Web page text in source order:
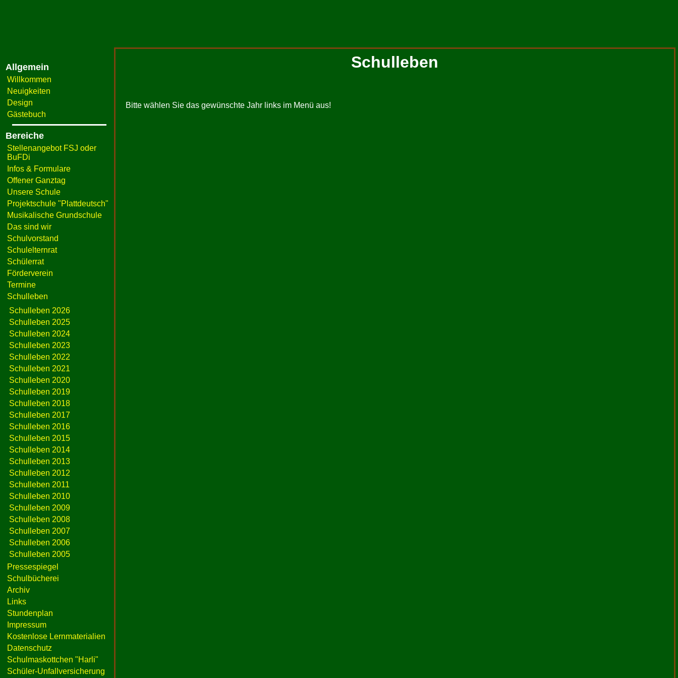
Allgemein
Willkommen
Neuigkeiten
Design
Gästebuch
Bereiche
Stellenangebot FSJ oder
BuFDi
Infos & Formulare
Offener Ganztag
Unsere Schule
Projektschule "Plattdeutsch"
Musikalische Grundschule
Das sind wir
Schulvorstand
Schulelternrat
Schülerrat
Förderverein
Termine
Schulleben
Schulleben 2026
Schulleben 2025
Schulleben 2024
Schulleben 2023
Schulleben 2022
Schulleben 2021
Schulleben 2020
Schulleben 2019
Schulleben 2018
Schulleben 2017
Schulleben 2016
Schulleben 2015
Schulleben 2014
Schulleben 2013
Schulleben 2012
Schulleben 2011
Schulleben 2010
Schulleben 2009
Schulleben 2008
Schulleben 2007
Schulleben 2006
Schulleben 2005
Pressespiegel
Schulbücherei
Archiv
Links
Stundenplan
Impressum
Kostenlose Lernmaterialien
Datenschutz
Schulmaskottchen "Harli"
Schüler-Unfallversicherung
Schulleben
Bitte wählen Sie das gewünschte Jahr links im Menü aus!